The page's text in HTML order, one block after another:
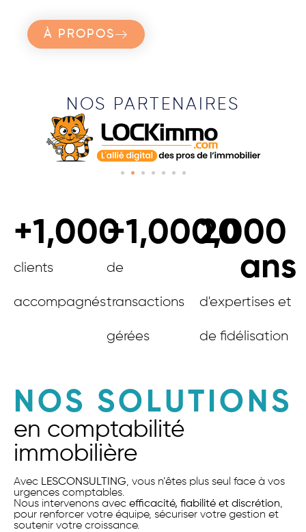
À PROPOS
NOS PARTENAIRES
clients
accompagnés
+1,000
de
transactions
gérées
+1,000,000
d'expertises et
de fidélisation
20
ans
NOS SOLUTIONS
en comptabilité
immobilière
Avec LESCONSULTING, vous n’êtes plus seul face à vos
urgences comptables.
Nous intervenons avec efficacité, fiabilité et discrétion,
pour renforcer votre équipe, sécuriser votre gestion et
soutenir votre croissance.